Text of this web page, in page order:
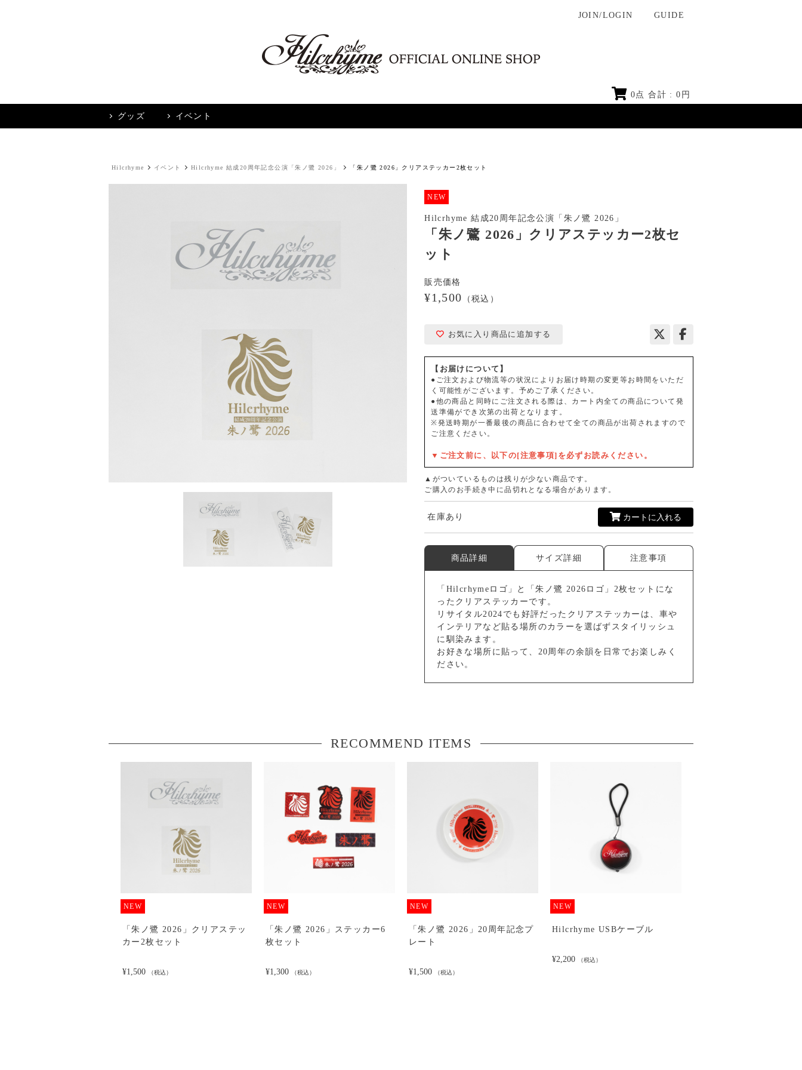
JOIN/LOGIN GUIDE
0点 合計 :0 円
グッズ イベント
Hilcrhyme イベント Hilcrhyme 結成20周年記念公演「朱ノ鷺 2026」 「朱ノ鷺 2026」クリアステッカー2枚セット
NEW
Hilcrhyme 結成20周年記念公演「朱ノ鷺 2026」
「朱ノ鷺 2026」クリアステッカー2枚セ
ット
販売価格
¥1,500 （税込）
お気に入り商品に追加する
【お届けについて】
●ご注文および物流等の状況によりお届け時期の変更等お時間をいただ
く可能性がございます。予めご了承ください。
●他の商品と同時にご注文される際は、カート内全ての商品について発
送準備ができ次第の出荷となります。
※発送時期が一番最後の商品に合わせて全ての商品が出荷されますので
ご注意ください。
▼ご注文前に、以下の[注意事項]を必ずお読みください。
▲がついているものは残りが少ない商品です。
ご購入のお手続き中に品切れとなる場合があります。
在庫あり カートに入れる
商品詳細 サイズ詳細 注意事項
「Hilcrhymeロゴ」と「朱ノ鷺 2026ロゴ」2枚セットにな
ったクリアステッカーです。
リサイタル2024でも好評だったクリアステッカーは、車や
インテリアなど貼る場所のカラーを選ばずスタイリッシュ
に馴染みます。
お好きな場所に貼って、20周年の余韻を日常でお楽しみく
ださい。
RECOMMEND ITEMS
NEW
「朱ノ鷺 2026」クリアステッ
カー2枚セット
¥1,500 （税込）
NEW
「朱ノ鷺 2026」ステッカー6
枚セット
¥1,300 （税込）
NEW
「朱ノ鷺 2026」20周年記念プ
レート
¥1,500 （税込）
NEW
Hilcrhyme USBケーブル
¥2,200 （税込）